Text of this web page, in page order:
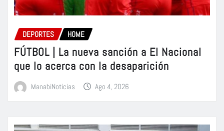
DEPORTES HOME
FÚTBOL | La nueva sanción a El Nacional
que lo acerca con la desaparición
ManabiNoticias Ago 4, 2026